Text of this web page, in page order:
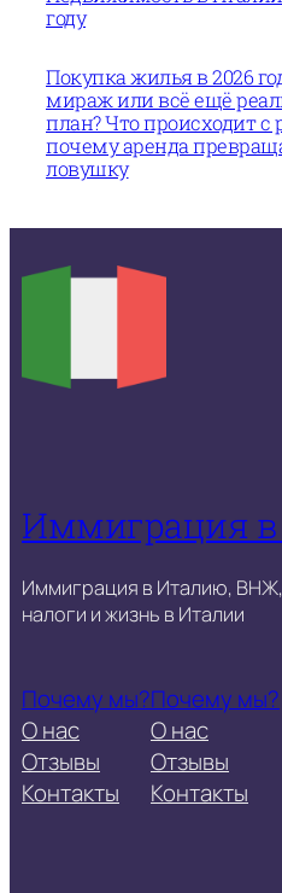
году
Покупка жилья в 2026
мираж или всё ещё
план? Что происходит
почему аренда
ловушку
Иммиграция
Иммиграция в Италию,
налоги и жизнь в Италии
Почему мы?
О нас
Отзывы
Контакты
Почему мы?
О нас
Отзывы
Контакты